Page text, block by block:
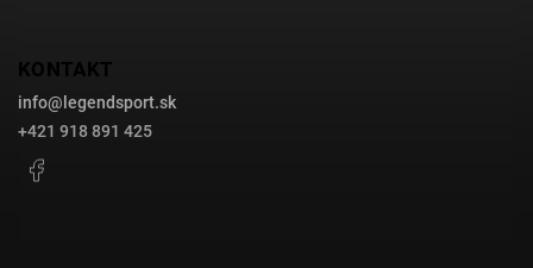
KONTAKT
info@ legendsport.sk
+421 918 891 425